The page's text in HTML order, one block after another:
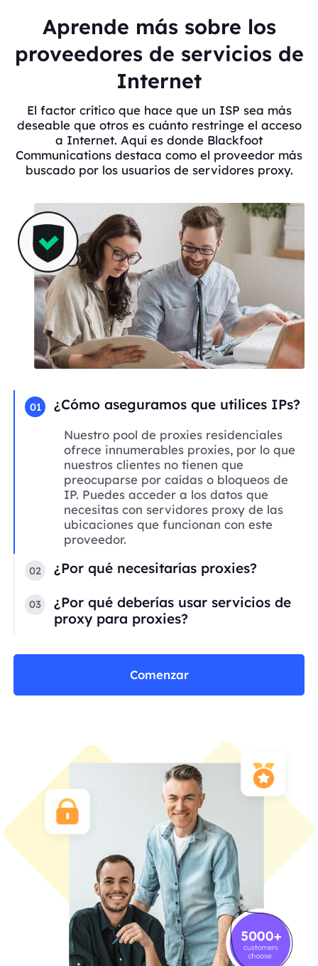
Aprende más sobre los
proveedores de servicios de
Internet
El factor crítico que hace que un ISP sea más
deseable que otros es cuánto restringe el acceso
a Internet. Aquí es donde Blackfoot
Communications destaca como el proveedor más
buscado por los usuarios de servidores proxy.
01 ¿Cómo aseguramos que utilices IPs?
Nuestro pool de proxies residenciales
ofrece innumerables proxies, por lo que
nuestros clientes no tienen que
preocuparse por caídas o bloqueos de
IP. Puedes acceder a los datos que
necesitas con servidores proxy de las
ubicaciones que funcionan con este
proveedor.
02 ¿Por qué necesitarías proxies?
03
¿Por qué deberías usar servicios de
proxy para proxies?
Comenzar